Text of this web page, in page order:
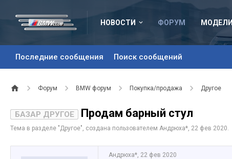
НОВОСТИ ФОРУМ
Последние сообщения Поиск сообщений
МОДЕЛИ
Форум BMW форум Покупка/продажа Другое
БАЗАР ДРУГОЕ Продам барный стул
Тема в разделе "Другое", создана пользователем Андрюха*, 22 фев 2020.
Андрюха*, 22 фев 2020